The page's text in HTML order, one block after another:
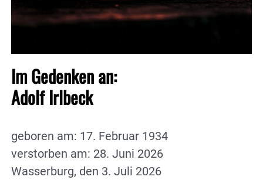
Im Gedenken an:
Adolf Irlbeck
geboren am: 17. Februar 1934
verstorben am: 28. Juni 2026
Wasserburg, den 3. Juli 2026